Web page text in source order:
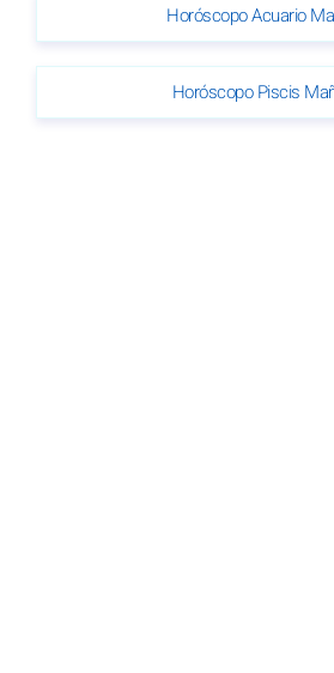
Horóscopo Acuario
Horóscopo Piscis